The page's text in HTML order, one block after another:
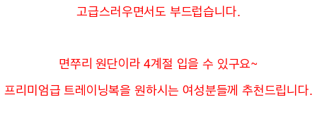
고급스러우면서도 부드럽습니다.
면쭈리 원단이라 4계절 입을 수 있구요~
프리미엄급 트레이닝복을 원하시는 여성분들께 추천드립니다.